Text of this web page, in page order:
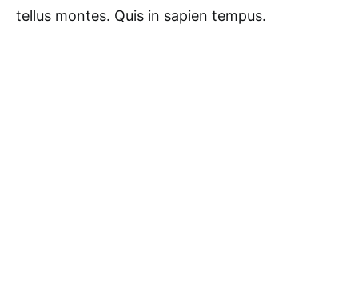
tellus montes. Quis in sapien tempus.